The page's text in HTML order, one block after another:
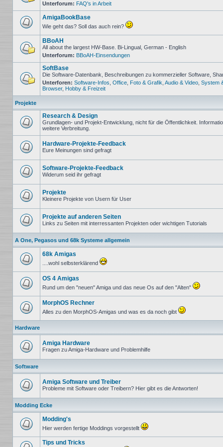
Keine
ungelesenen
Beiträge
Unterforum: FAQ's in Arbeit
ungelesenen
Beiträge
AmigaBookBase
Wie geht das? Soll das auch rein?
Keine
ungelesenen
Beiträge
BBoAH
All about the largest HW-Base. Bi-Lingual, German - English
Unterforum: BBoAH-Einsendungen
Keine
ungelesenen
SoftBase
Die Software-Datenbank, Beschreibungen zu kommerzieller Software,
Unterforen: Software-Infos Office Foto & Grafik Audio & Video System
Browser, Hobby & Freizeit
Projekte
Keine
ungelesenen
Beiträge
Research & Design
Grundlagen- und Projekt-Entwicklung, nicht für die Öffentlichkeit.
weitere Verbreitung.
ungelesenen
Beiträge
Hardware-Projekte-Feedback
Eure Meinungen sind gefragt
ungelesenen
Beiträge
Software-Projekte-Feedback
Widerum seid ihr gefragt
ungelesenen
Beiträge
Projekte
Kleinere Projekte von Usern für User
ungelesenen
Beiträge
Projekte auf anderen Seiten
Links zu Seiten mit interressanten Projekten oder wichtigen Tutorials
A One, Pegasos und 68k Systeme allgemein
ungelesenen
Beiträge
68k Amigas
....wohl selbsterklärend
ungelesenen
Beiträge
OS 4 Amigas
Rund um den "neuen" Amiga und das neue Os auf den "Alten"
ungelesenen
Beiträge
MorphOS Rechner
Alles zu den MorphOS-Amigas und was es da noch gibt
Hardware
ungelesenen
Beiträge
Amiga Hardware
Fragen zu Amiga-Hardware und Problemhilfe
Software
ungelesenen
Beiträge
Amiga Software und Treiber
Probleme mit Software oder Treibern? Hier gibt es die Antworten!
Modding Ecke
ungelesenen
Beiträge
Modding's
Hier werden fertige Moddings vorgestellt
Tips und Tricks